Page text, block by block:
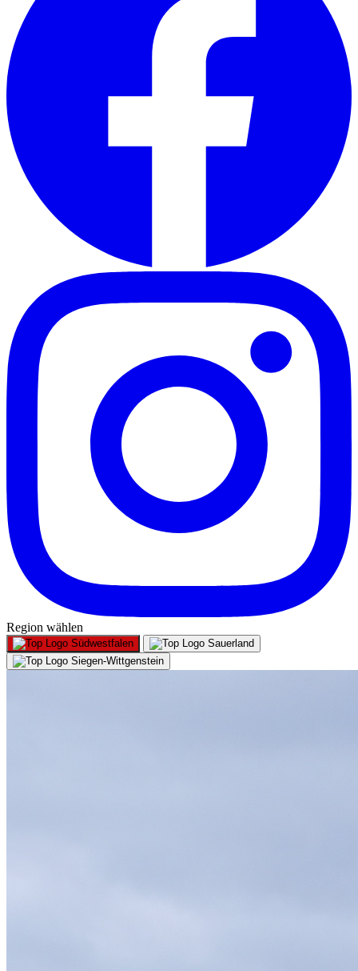
Region wählen
Südwestfalen
Sauerland
Siegen-Wittgenstein